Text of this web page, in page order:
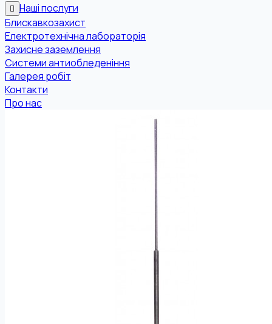
Наші послуги
Блискавкозахист
Електротехнічна лабораторія
Захисне заземлення
Системи антиобледеніння
Галерея робіт
Контакти
Про нас